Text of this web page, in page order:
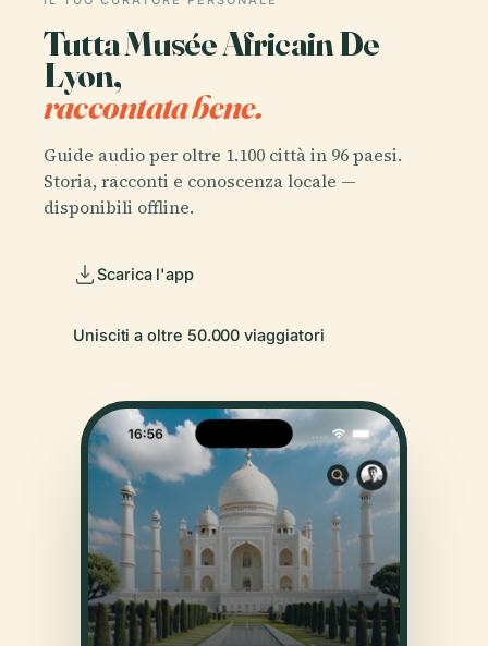
Tutta Musée Africain De
Lyon,
raccontata bene.
Guide audio per oltre 1.100 città in 96 paesi.
Storia, racconti e conoscenza locale —
disponibili offline.
Scarica l'app
Unisciti a oltre 50.000 viaggiatori